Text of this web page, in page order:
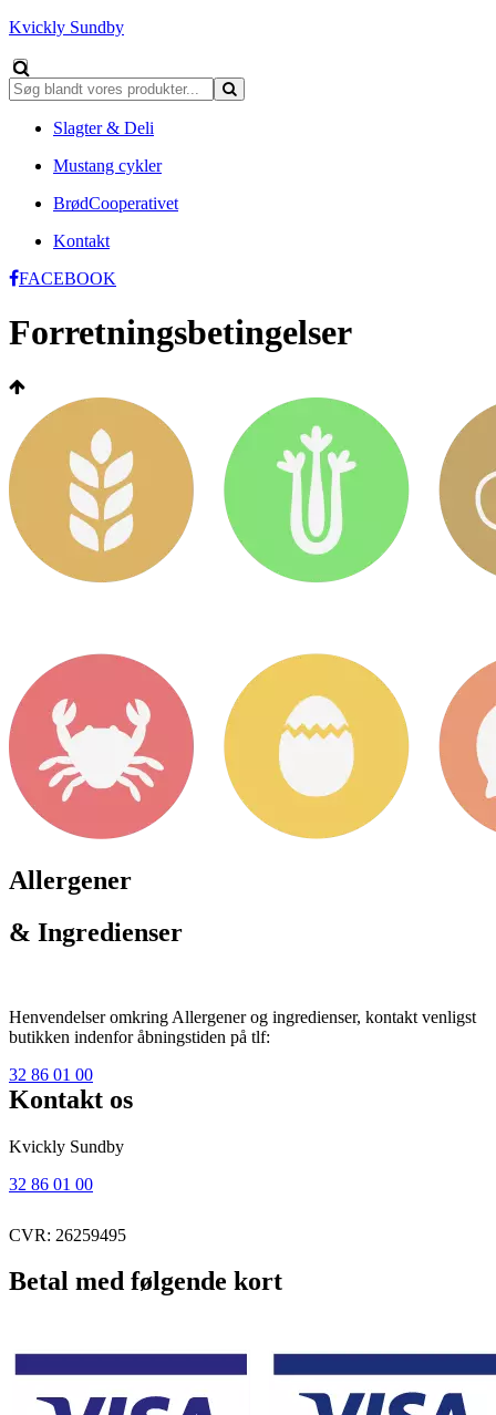
Kvickly Sundby
Slagter & Deli
Mustang cykler
BrødCooperativet
Kontakt
FACEBOOK
Forretningsbetingelser
Allergener
& Ingredienser
Henvendelser omkring Allergener og ingredienser, kontakt venligst
butikken indenfor åbningstiden på tlf:
32 86 01 00
Kontakt os
Kvickly Sundby
32 86 01 00
CVR: 26259495
Betal med følgende kort